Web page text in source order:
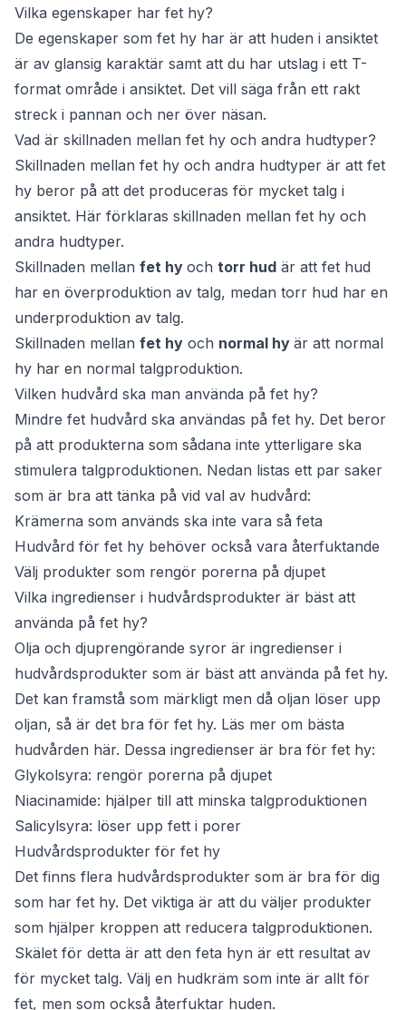
Vilka egenskaper har fet hy?
De egenskaper som fet hy har är att huden i ansiktet
är av glansig karaktär samt att du har utslag i ett T-
format område i ansiktet. Det vill säga från ett rakt
streck i pannan och ner över näsan.
Vad är skillnaden mellan fet hy och andra hudtyper?
Skillnaden mellan fet hy och andra hudtyper är att fet
hy beror på att det produceras för mycket talg i
ansiktet. Här förklaras skillnaden mellan fet hy och
andra hudtyper.
Skillnaden mellan fet hy och torr hud är att fet hud
har en överproduktion av talg, medan torr hud har en
underproduktion av talg.
Skillnaden mellan fet hy och normal hy är att normal
hy har en normal talgproduktion.
Vilken hudvård ska man använda på fet hy?
Mindre fet hudvård ska användas på fet hy. Det beror
på att produkterna som sådana inte ytterligare ska
stimulera talgproduktionen. Nedan listas ett par saker
som är bra att tänka på vid val av hudvård:
Krämerna som används ska inte vara så feta
Hudvård för fet hy behöver också vara återfuktande
Välj produkter som rengör porerna på djupet
Vilka ingredienser i hudvårdsprodukter är bäst att
använda på fet hy?
Olja och djuprengörande syror är ingredienser i
hudvårdsprodukter som är bäst att använda på fet hy.
Det kan framstå som märkligt men då oljan löser upp
oljan, så är det bra för fet hy. Läs mer om bästa
hudvården här. Dessa ingredienser är bra för fet hy:
Glykolsyra: rengör porerna på djupet
Niacinamide: hjälper till att minska talgproduktionen
Salicylsyra: löser upp fett i porer
Hudvårdsprodukter för fet hy
Det finns flera hudvårdsprodukter som är bra för dig
som har fet hy. Det viktiga är att du väljer produkter
som hjälper kroppen att reducera talgproduktionen.
Skälet för detta är att den feta hyn är ett resultat av
för mycket talg. Välj en hudkräm som inte är allt för
fet, men som också återfuktar huden.